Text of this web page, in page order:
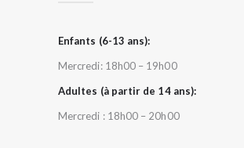
Enfants (6-13 ans):
Mercredi: 18h00 – 19h00
Adultes (à partir de 14 ans):
Mercredi : 18h00 – 20h00